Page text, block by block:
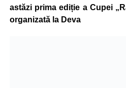
astăzi prima ediție a Cupei
organizată la Deva